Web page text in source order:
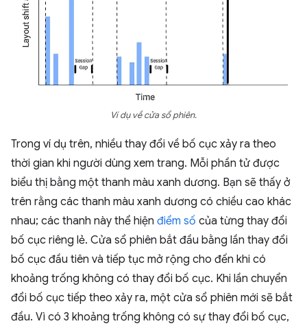
Ví dụ về cửa sổ phiên.
Trong ví dụ trên, nhiều thay đổi về bố cục xảy ra theo
thời gian khi người dùng xem trang. Mỗi phần tử được
biểu thị bằng một thanh màu xanh dương. Bạn sẽ thấy ở
trên rằng các thanh màu xanh dương có chiều cao khác
nhau; các thanh này thể hiện điểm số của từng thay đổi
bố cục riêng lẻ. Cửa sổ phiên bắt đầu bằng lần thay đổi
bố cục đầu tiên và tiếp tục mở rộng cho đến khi có
khoảng trống không có thay đổi bố cục. Khi lần chuyển
đổi bố cục tiếp theo xảy ra, một cửa sổ phiên mới sẽ bắt
đầu. Vì có 3 khoảng trống không có sự thay đổi bố cục,